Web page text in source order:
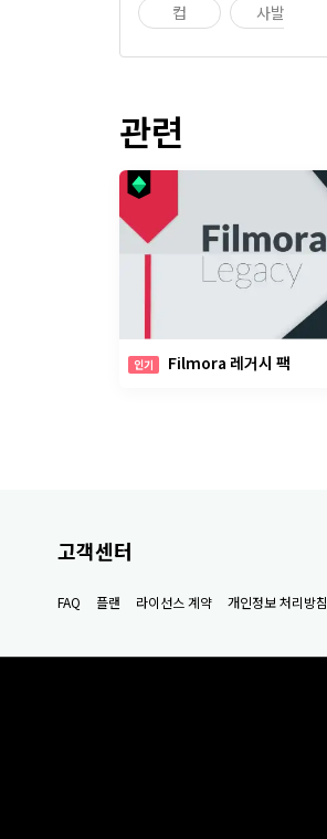
컵 사발
관련
인기 Filmora 레거시 팩
고객센터
FAQ 플랜 라이선스 계약 개인정보 처리방침